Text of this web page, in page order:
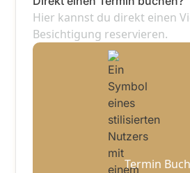
Hier kannst du direkt einen
Besichtigung reservieren.
Termin